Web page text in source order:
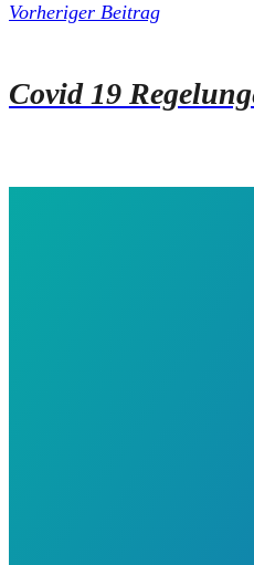
Vorheriger Beitrag
Covid 19